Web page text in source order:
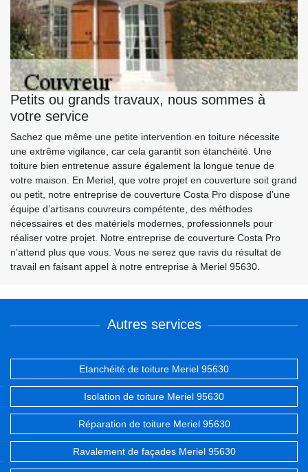
Petits ou grands travaux, nous sommes à
votre service
Sachez que même une petite intervention en toiture nécessite
une extrême vigilance, car cela garantit son étanchéité. Une
toiture bien entretenue assure également la longue tenue de
votre maison. En Meriel, que votre projet en couverture soit grand
ou petit, notre entreprise de couverture Costa Pro dispose d’une
équipe d’artisans couvreurs compétente, des méthodes
nécessaires et des matériels modernes, professionnels pour
réaliser votre projet. Notre entreprise de couverture Costa Pro
n’attend plus que vous. Vous ne serez que ravis du résultat de
travail en faisant appel à notre entreprise à Meriel 95630.
Autres services
Etanchéité de toiture Meriel 95630
Isolation de toiture Meriel 95630
Réparation de toiture Meriel 95630
Ravalement de façades Meriel 95630